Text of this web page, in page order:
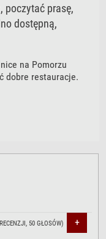
poczytać prasę,
dostępną,
na Pomorzu
dobre restauracje.
RECENZJI, 50 GŁOSÓW) +